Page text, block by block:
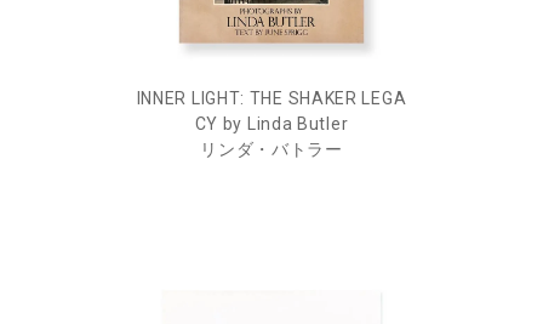
INNER LIGHT: THE SHAKER LEGA
CY by Linda Butler
リンダ・バトラー